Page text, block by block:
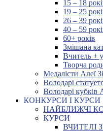
15 – 18
19 – 25
26 – 39
40 – 59
60+ років
Змішана
Вчитель +
Творча
Медалісти Алеї
Володарі
Володарі кубків
КОНКУРСИ І КУРСИ
НАЙБЛИЖЧІ
КУРСИ
ВЧИТЕЛІ